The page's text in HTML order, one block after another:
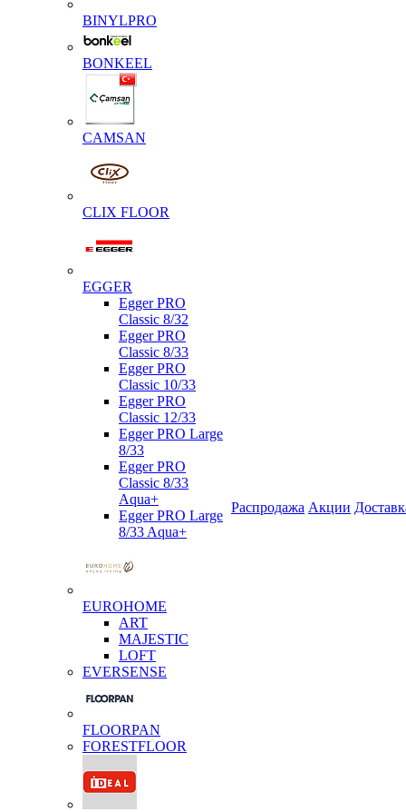
BINYLPRO
BONKEEL
CAMSAN
CLIX FLOOR
EGGER
Egger PRO
Classic 8/32
Egger PRO
Classic 8/33
Egger PRO
Classic 10/33
Egger PRO
Classic 12/33
Egger PRO Large
8/33
Egger PRO
Classic 8/33
Aqua+
Egger PRO Large
8/33 Aqua+
EUROHOME
ART
MAJESTIC
LOFT
EVERSENSE
FLOORPAN
FORESTFLOOR
Распродажа Акции